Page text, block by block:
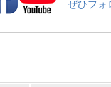
ぜひフォ